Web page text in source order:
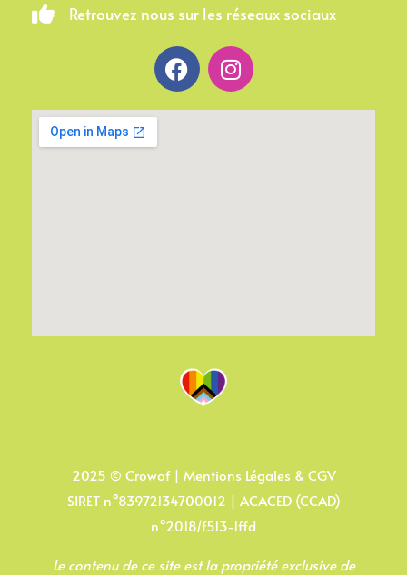
Retrouvez nous sur les réseaux sociaux
2025 © Crowaf | Mentions Légales & CGV
SIRET n°83972134700012 | ACACED (CCAD)
n°2018/f513-1ffd
Le contenu de ce site est la propriété exclusive de